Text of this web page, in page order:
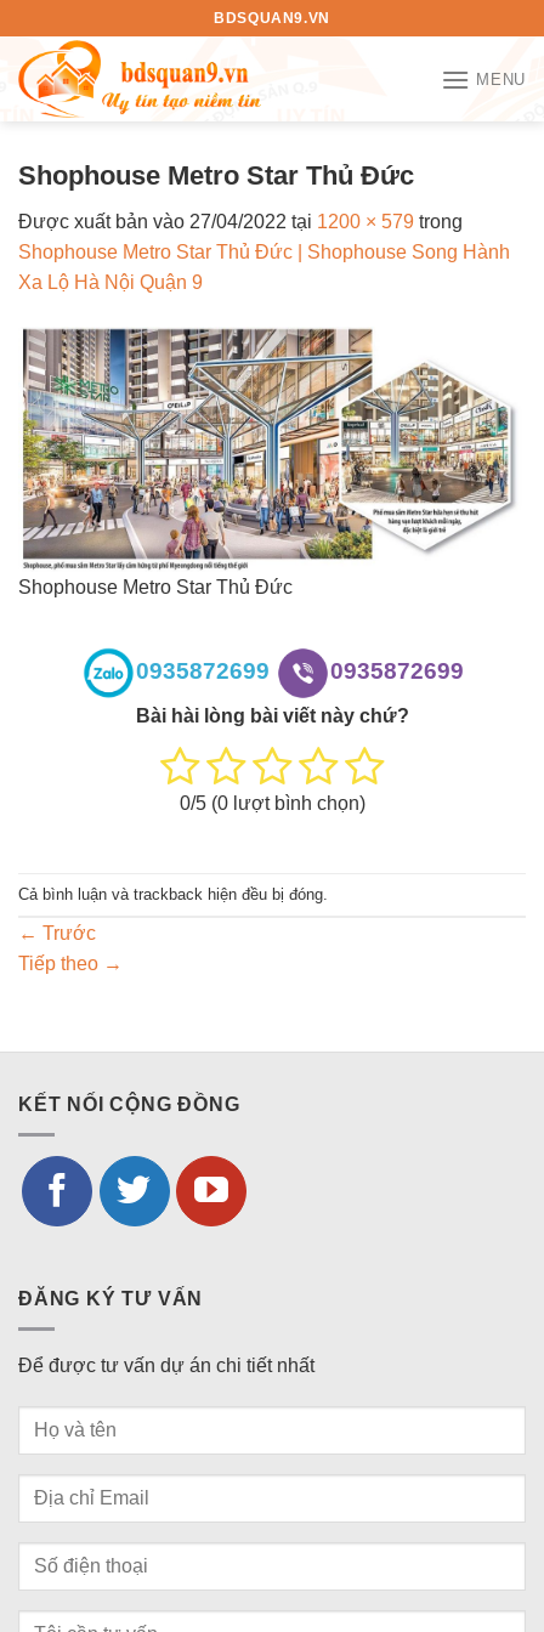
nội
dung
BDSQUAN9.VN
MENU
Shophouse Metro Star Thủ Đức
Được xuất bản vào 27/04/2022 tại 1200 × 579 trong
Shophouse Metro Star Thủ Đức | Shophouse Song Hành
Xa Lộ Hà Nội Quận 9
Shophouse Metro Star Thủ Đức
0935872699 0935872699
Bài hài lòng bài viết này chứ?
0/5 (0lượt bình chọn)
Cả bình luận và trackback hiện đều bị đóng.
← Trước
Tiếp theo →
KẾT NỐI CỘNG ĐỒNG
ĐĂNG KÝ TƯ VẤN
Để được tư vấn dự án chi tiết nhất